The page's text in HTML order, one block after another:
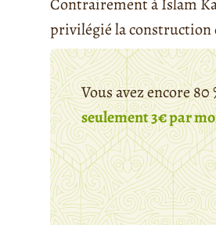
privilégié la construction
Vous avez encore
seulement 3€ par